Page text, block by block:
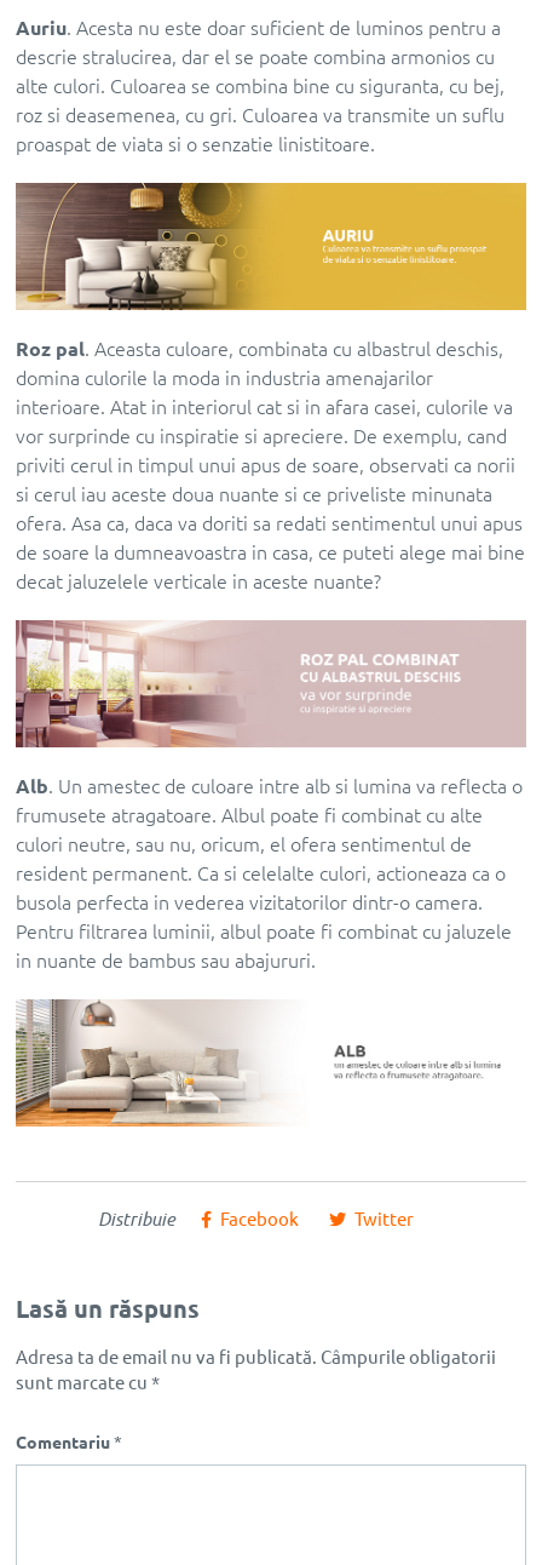
Auriu . Acesta nu este doar suficient de luminos pentru a
descrie stralucirea, dar el se poate combina armonios cu
alte culori. Culoarea se combina bine cu siguranta, cu bej,
roz si deasemenea, cu gri. Culoarea va transmite un suflu
proaspat de viata si o senzatie linistitoare.
Roz pal. Aceasta culoare, combinata cu albastrul deschis,
domina culorile la moda in industria amenajarilor
interioare. Atat in interiorul cat si in afara casei, culorile va
vor surprinde cu inspiratie si apreciere. De exemplu, cand
priviti cerul in timpul unui apus de soare, observati ca norii
si cerul iau aceste doua nuante si ce priveliste minunata
ofera. Asa ca, daca va doriti sa redati sentimentul unui apus
de soare la dumneavoastra in casa, ce puteti alege mai bine
decat jaluzelele verticale in aceste nuante?
Alb. Un amestec de culoare intre alb si lumina va reflecta o
frumusete atragatoare. Albul poate fi combinat cu alte
culori neutre, sau nu, oricum, el ofera sentimentul de
resident permanent. Ca si celelalte culori, actioneaza ca o
busola perfecta in vederea vizitatorilor dintr-o camera.
Pentru filtrarea luminii, albul poate fi combinat cu jaluzele
in nuante de bambus sau abajururi.
Distribuie Facebook Twitter
Lasă un răspuns
Adresa ta de email nu va fi publicată. Câmpurile obligatorii
sunt marcate cu*
Comentariu*